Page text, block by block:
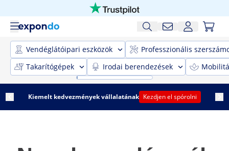
Vendéglátóipari eszközök
Professzionális
Takarítógépek
Irodai berendezések
Kiemelt kedvezmények vállalatának Kezdjen el spórolni